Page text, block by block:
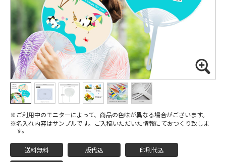
ご利用中のモニターによって、商品の色味が異なる場合がございます。
名入れ内容はサンプルです。ご入稿いただいた情報にておつくり致しま
す。
送料無料 版代込 印刷代込